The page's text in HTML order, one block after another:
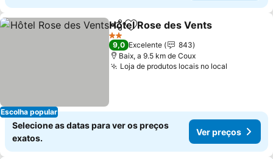
Escolha popular
PartilharAdicionar aos favoritos
Hôtel Rose des Vents
2 Estrelas
9,0 Excelente
843
Baix, a 9.5 km de Coux
Loja de produtos locais no local
Selecione as datas para ver os preços
exatos.
Ver preços